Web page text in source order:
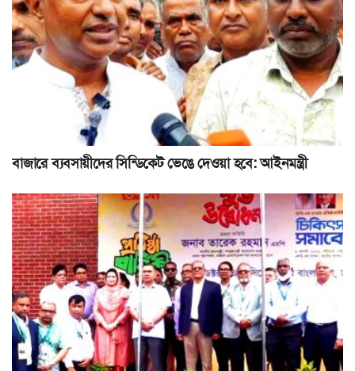
বাজারে ব্যবসায়ীদের সিন্ডিকেট ভেঙে দেওয়া হবে: আইনমন্ত্রী